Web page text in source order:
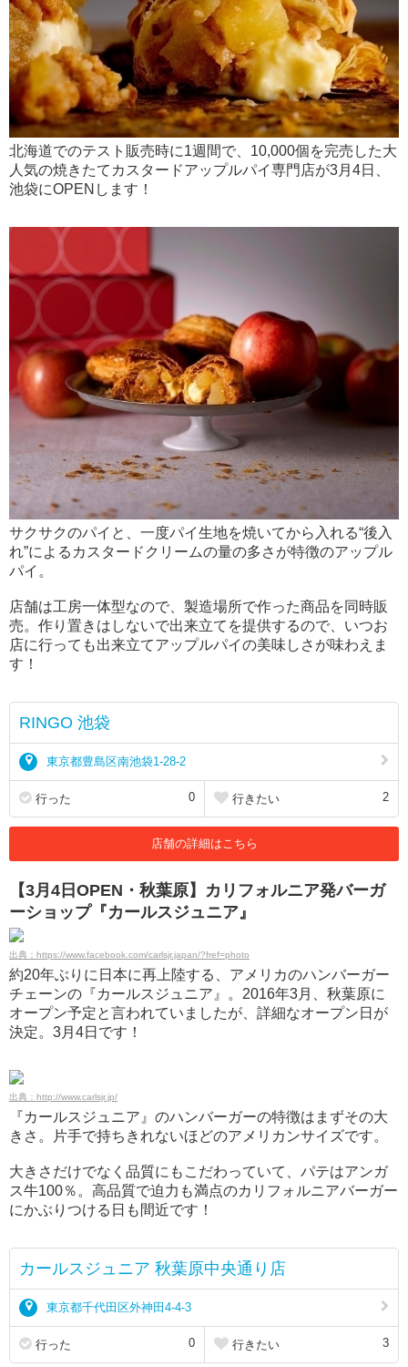
北海道でのテスト販売時に1週間で、10,000個を完売した大
人気の焼きたてカスタードアップルパイ専門店が3月4日、
池袋にOPENします！
サクサクのパイと、一度パイ生地を焼いてから入れる“後入
れ”によるカスタードクリームの量の多さが特徴のアップル
パイ。
店舗は工房一体型なので、製造場所で作った商品を同時販
売。作り置きはしないで出来立てを提供するので、いつお
店に行っても出来立てアップルパイの美味しさが味わえま
す！
RINGO 池袋
東京都豊島区南池袋1-28-2
行った 0 行きたい 2
店舗の詳細はこちら
【3月4日OPEN・秋葉原】カリフォルニア発バーガ
ーショップ『カールスジュニア』
出典：https://www.facebook.com/carlsjr.japan/?fref=photo
約20年ぶりに日本に再上陸する、アメリカのハンバーガー
チェーンの『カールスジュニア』。2016年3月、秋葉原に
オープン予定と言われていましたが、詳細なオープン日が
決定。3月4日です！
出典：http://www.carlsjr.jp/
『カールスジュニア』のハンバーガーの特徴はまずその大
きさ。片手で持ちきれないほどのアメリカンサイズです。
大きさだけでなく品質にもこだわっていて、パテはアンガ
ス牛100％。高品質で迫力も満点のカリフォルニアバーガー
にかぶりつける日も間近です！
カールスジュニア 秋葉原中央通り店
東京都千代田区外神田4-4-3
行った 0 行きたい 3